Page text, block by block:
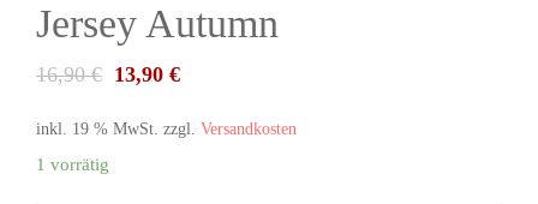
Jersey Autumn
16,90€ 13,90 €
inkl. 19 % MwSt. zzgl. Versandkosten
1 vorrätig